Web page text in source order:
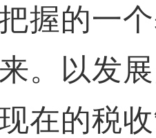
握的一
。以发
在的税